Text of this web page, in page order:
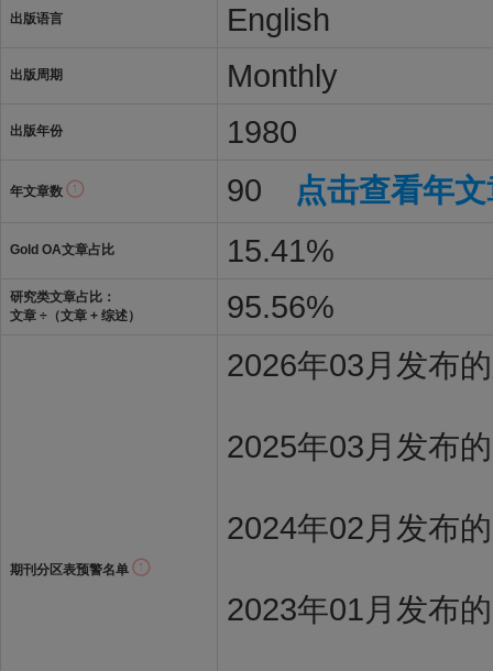
出版语言 English
出版周期 Monthly
出版年份 1980
年文章数 90 点击查看年
Gold OA文章占比 15.41%
研究类文章占比：
文章 ÷（文章 + 综述）
95.56%
期刊分区表预警名单
2026年03月发布
2025年03月发布
2024年02月发布
2023年01月发布